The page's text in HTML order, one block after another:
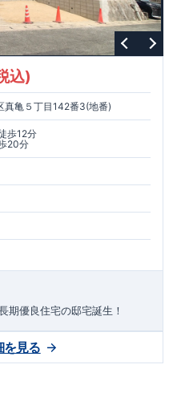
込)
真亀５丁目142番3(地番)
歩12分
20分
期優良住宅の邸宅誕生！
を見る